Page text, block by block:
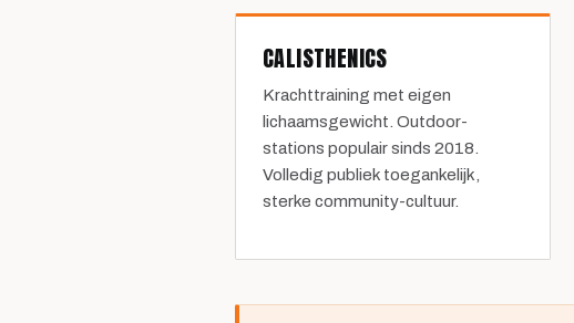
CALISTHENICS
Krachttraining met eigen
lichaamsgewicht. Outdoor-
stations populair sinds 2018.
Volledig publiek toegankelijk,
sterke community-cultuur.